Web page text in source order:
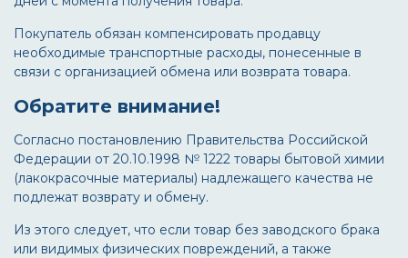
Покупатель обязан компенсировать продавцу
необходимые транспортные расходы, понесенные в
связи с организацией обмена или возврата товара.
Обратите внимание!
Согласно постановлению Правительства Российской
Федерации от 20.10.1998 № 1222 товары бытовой химии
(лакокрасочные материалы) надлежащего качества не
подлежат возврату и обмену.
Из этого следует, что если товар без заводского брака
или видимых физических повреждений, а также